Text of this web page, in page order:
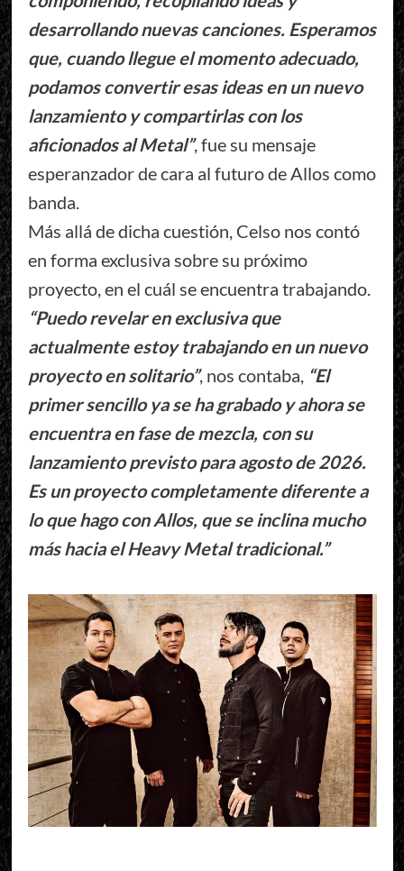
desarrollando nuevas canciones. Esperamos
que, cuando llegue el momento adecuado,
podamos convertir esas ideas en un nuevo
lanzamiento y compartirlas con los
aficionados al Metal”, fue su mensaje
esperanzador de cara al futuro de Allos como
banda.
Más allá de dicha cuestión, Celso nos contó
en forma exclusiva sobre su próximo
proyecto, en el cuál se encuentra trabajando.
“Puedo revelar en exclusiva que
actualmente estoy trabajando en un nuevo
proyecto en solitario”, nos contaba, “El
primer sencillo ya se ha grabado y ahora se
encuentra en fase de mezcla, con su
lanzamiento previsto para agosto de 2026.
Es un proyecto completamente diferente a
lo que hago con Allos, que se inclina mucho
más hacia el Heavy Metal tradicional.”